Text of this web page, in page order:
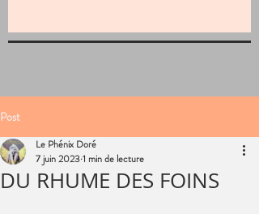
Post
DU RHUME DES FOINS
Le Phénix Doré
7 juin 20231 min de lecture